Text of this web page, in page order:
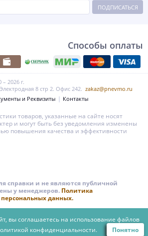
ПОДПИСАТЬСЯ
Способы оплаты
2026 г.
8 стр 2. Офис 242. zakaz@pnevmo.ru
и Реквизиты Контакты
товаров, указанные на сайте носят
и могут быть без уведомления изменены
повышения качества и эффективности
справки и не являются публичной
у менеджеров. Политика
данных.
вы соглашаетесь на использование файлов
конфиденциальности. Понятно